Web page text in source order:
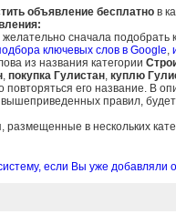
объявление бесплатнов
сначала
ключевых слов в Google,
из названия категории
, покупка Гулистан, куплю
его название. В
правил,
в нескольких
если Вы уже добавляли